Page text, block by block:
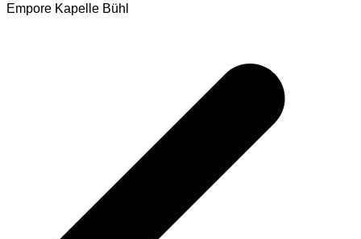
Empore Kapelle Bühl